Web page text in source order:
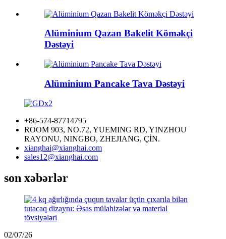
Alüminium Qazan Bakelit Köməkçi
Dəstəyi
Alüminium Pancake Tava Dəstəyi
+86-574-87714795
ROOM 903, NO.72, YUEMING RD, YINZHOU
RAYONU, NINGBO, ZHEJIANG, ÇİN.
xianghai@xianghai.com
sales12@xianghai.com
son xəbərlər
02/07/26